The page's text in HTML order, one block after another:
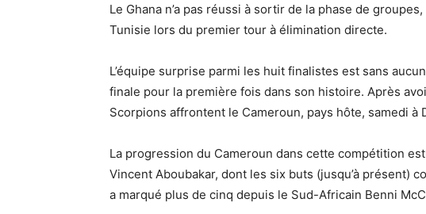
Le Ghana n’a pas réussi à sortir de la phase de
Tunisie lors du premier tour à élimination directe.
L’équipe surprise parmi les huit finalistes est sans
finale pour la première fois dans son histoire. Après
Scorpions affrontent le Cameroun, pays hôte, samedi à
La progression du Cameroun dans cette compétition
Vincent Aboubakar, dont les six buts (jusqu’à présent)
a marqué plus de cinq depuis le Sud-Africain Benni